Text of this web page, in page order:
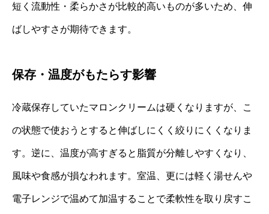
短く流動性・柔らかさが比較的高いものが多いため、伸
ばしやすさが期待できます。
保存・温度がもたらす影響
冷蔵保存していたマロンクリームは硬くなりますが、こ
の状態で使おうとすると伸ばしにくく絞りにくくなりま
す。逆に、温度が高すぎると脂質が分離しやすくなり、
風味や食感が損なわれます。室温、更には軽く湯せんや
電子レンジで温めて加温することで柔軟性を取り戻すこ